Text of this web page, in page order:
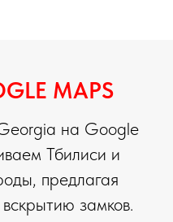
MAPS
на Google
Тбилиси и
предлагая
замков.